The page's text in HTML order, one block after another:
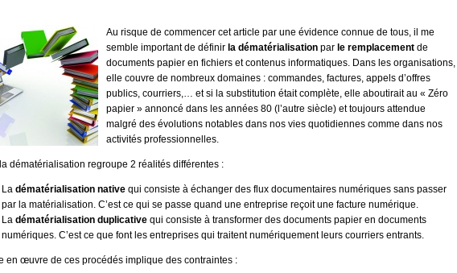
Au risque de commencer cet article par une évidence connue de tous, il me
semble important de définir la dématérialisation par le remplacement de
documents papier en fichiers et contenus informatiques. Dans les organisations,
elle couvre de nombreux domaines : commandes, factures, appels d’offres
publics, courriers,… et si la substitution était complète, elle aboutirait au « Zéro
papier » annoncé dans les années 80 (l’autre siècle) et toujours attendue
malgré des évolutions notables dans nos vies quotidiennes comme dans nos
activités professionnelles.
dématérialisation regroupe 2 réalités différentes :
La dématérialisation native qui consiste à échanger des flux documentaires numériques sans passer
par la matérialisation. C’est ce qui se passe quand une entreprise reçoit une facture numérique.
La dématérialisation duplicative qui consiste à transformer des documents papier en documents
numériques. C’est ce que font les entreprises qui traitent numériquement leurs courriers entrants.
en œuvre de ces procédés implique des contraintes :